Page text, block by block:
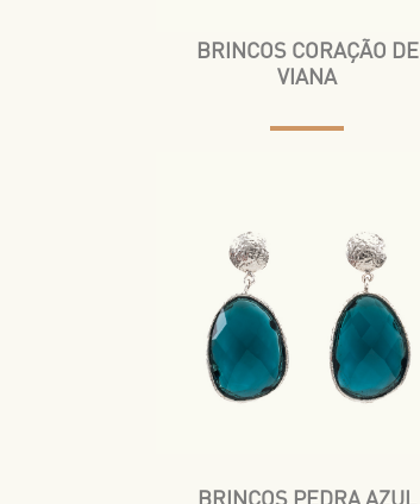
BRINCOS CORAÇÃO DE
VIANA
BRINCOS PEDRA AZUL